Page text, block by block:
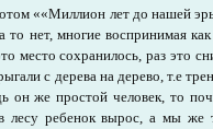
««Миллион лет до нашей
то нет, многие воспринимая
место сохранилось, раз это
с дерева на дерево, т.е
он же простой человек, то
ребенок вырос, а мы же